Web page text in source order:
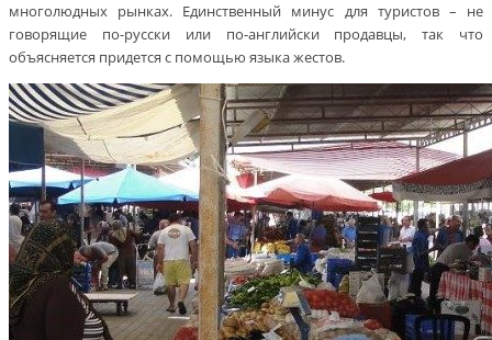
многолюдных рынках. Единственный минус для туристов – не
говорящие по-русски или по-английски продавцы, так что
объясняется придется с помощью языка жестов.